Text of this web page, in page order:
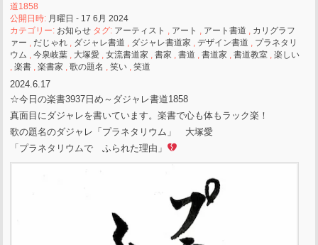
道1858
公開日時: 月曜日 - 17 6月 2024
カテゴリー: お知らせ タグ: アーティスト アート アート書道
カリグラフ
ァー
だじゃれ ダジャレ書道 ダジャレ書道家 ,デザイン書道
プラネタリ
ウム
,今泉岐葉 大塚愛 ,女流書道家 ,書家 ,書道 ,書道家 ,書道教室 ,楽しい
,楽書 ,楽書家 ,歌の題名 ,笑い ,笑道
2024.6.17
☆今日の楽書3937日め～ダジャレ書道1858
真面目にダジャレを書いています。楽書で心も体もラック楽！
歌の題名のダジャレ「プラネタリウム」 大塚愛
「プラネタリウムで ふられた理由」